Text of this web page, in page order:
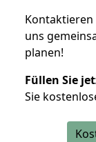
Kontaktieren
uns
planen!
Füllen Sie
Sie